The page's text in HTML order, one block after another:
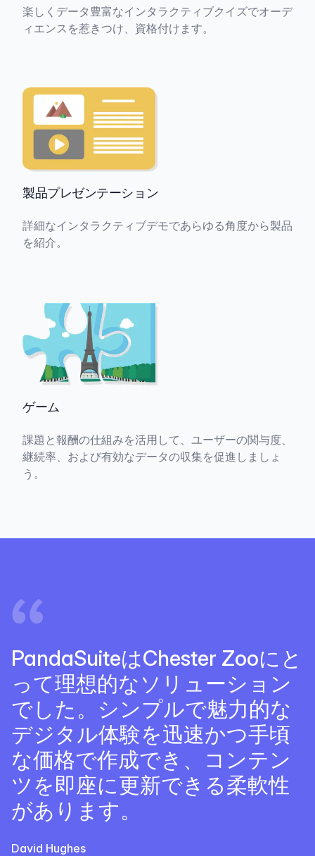
楽しくデータ豊富なインタラクティブクイズでオーデ
ィエンスを惹きつけ、資格付けます。
製品プレゼンテーション
詳細なインタラクティブデモであらゆる角度から製品
を紹介。
ゲーム
課題と報酬の仕組みを活用して、ユーザーの関与度、
継続率、および有効なデータの収集を促進しましょ
う。
PandaSuiteはChester Zooにと
って理想的なソリューション
でした。シンプルで魅力的な
デジタル体験を迅速かつ手頃
な価格で作成でき、コンテン
ツを即座に更新できる柔軟性
があります。
David Hughes